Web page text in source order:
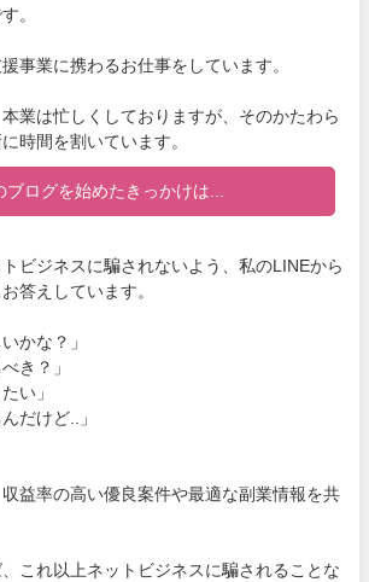
。
事業に携わるお仕事をしています。
業は忙しくしておりますが、そのかたわら
時間を割いています。
ブログを始めたきっかけは...
ビジネスに騙されないよう、私のLINEから
答えしています。
かな？」
き？」
い」
だけど..」
益率の高い優良案件や最適な副業情報を共
これ以上ネットビジネスに騙されることな